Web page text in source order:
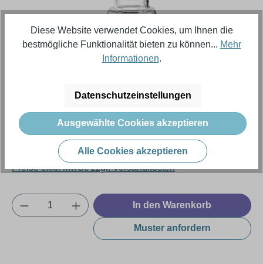
Regulärer Preis:
41,70 €
186 Stück (Menge)(0,22 € / 1 Stück (Menge))
Preise exkl. MwSt. zzgl. Versandkosten
Produkt Anzahl: Gib den gewünschten
In den Warenkorb
Muster anfordern
Diese Website verwendet Cookies, um Ihnen die
bestmögliche Funktionalität bieten zu können... Mehr
Informationen.
Datenschutzeinstellungen
Ausgewählte Cookies akzeptieren
Alle Cookies akzeptieren